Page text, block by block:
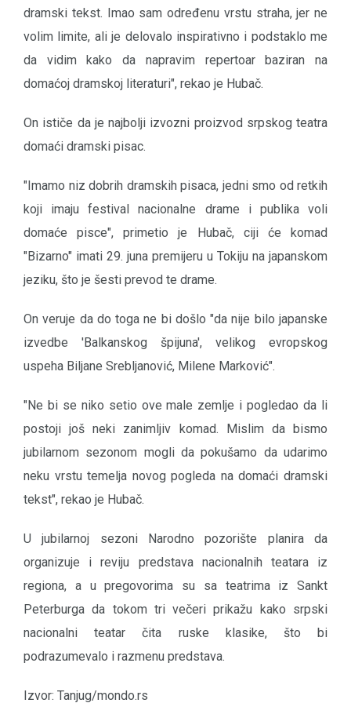
dramski tekst. Imao sam određenu vrstu straha, jer ne
volim limite, ali je delovalo inspirativno i podstaklo me
da vidim kako da napravim repertoar baziran na
domaćoj dramskoj literaturi", rekao je Hubač.
On ističe da je najbolji izvozni proizvod srpskog teatra
domaći dramski pisac.
"Imamo niz dobrih dramskih pisaca, jedni smo od retkih
koji imaju festival nacionalne drame i publika voli
domaće pisce", primetio je Hubač, ciji će komad
"Bizarno" imati 29. juna premijeru u Tokiju na japanskom
jeziku, što je šesti prevod te drame.
On veruje da do toga ne bi došlo "da nije bilo japanske
izvedbe 'Balkanskog špijuna', velikog evropskog
uspeha Biljane Srebljanović, Milene Marković".
"Ne bi se niko setio ove male zemlje i pogledao da li
postoji još neki zanimljiv komad. Mislim da bismo
jubilarnom sezonom mogli da pokušamo da udarimo
neku vrstu temelja novog pogleda na domaći dramski
tekst", rekao je Hubač.
U jubilarnoj sezoni Narodno pozorište planira da
organizuje i reviju predstava nacionalnih teatara iz
regiona, a u pregovorima su sa teatrima iz Sankt
Peterburga da tokom tri večeri prikažu kako srpski
nacionalni teatar čita ruske klasike, što bi
podrazumevalo i razmenu predstava.
Izvor: Tanjug/mondo.rs